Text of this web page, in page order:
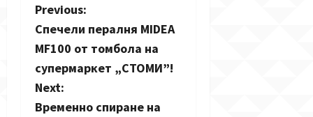
P
o
s
t
Previous:
Спечели пералня MIDEA
MF100 от томбола на
супермаркет „СТОМИ”!
Next:
Временно спиране на